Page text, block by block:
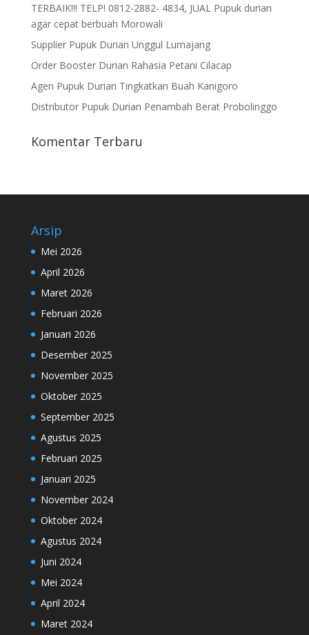
TERBAIK!!! TELP! 0812-2882- 4834, JUAL Pupuk durian
agar cepat berbuah Morowali
Supplier Pupuk Durian Unggul Lumajang
Order Booster Durian Rahasia Petani Cilacap
Agen Pupuk Durian Tingkatkan Buah Kanigoro
Distributor Pupuk Durian Penambah Berat Probolinggo
Komentar Terbaru
Arsip
Mei 2026
April 2026
Maret 2026
Februari 2026
Januari 2026
Desember 2025
November 2025
Oktober 2025
September 2025
Agustus 2025
Februari 2025
Januari 2025
November 2024
Oktober 2024
Agustus 2024
Juni 2024
Mei 2024
April 2024
Maret 2024